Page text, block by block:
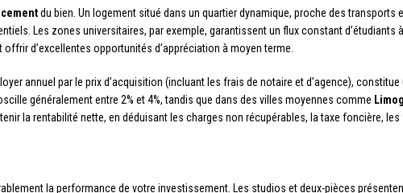
du bien. Un logement situé dans un quartier dynamique, proche des
Les zones universitaires, par exemple, garantissent un flux constant d’étudiants
d’excellentes opportunités d’appréciation à moyen terme.
annuel par le prix d’acquisition (incluant les frais de notaire et d’agence),
généralement entre 2% et 4%, tandis que dans des villes moyennes comme
la rentabilité nette, en déduisant les charges non récupérables, la taxe foncière,
la performance de votre investissement. Les studios et deux-pièces